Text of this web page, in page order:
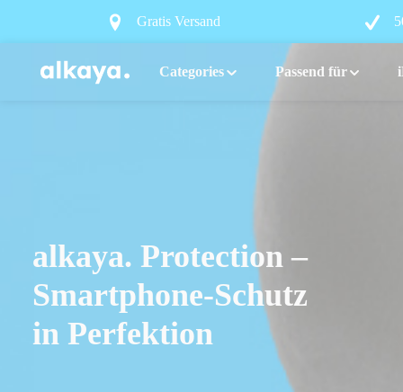
Skip to main navigation
Gratis Versand
Categories Passend für
alkaya. Protection –
Smartphone-Schutz
in Perfektion